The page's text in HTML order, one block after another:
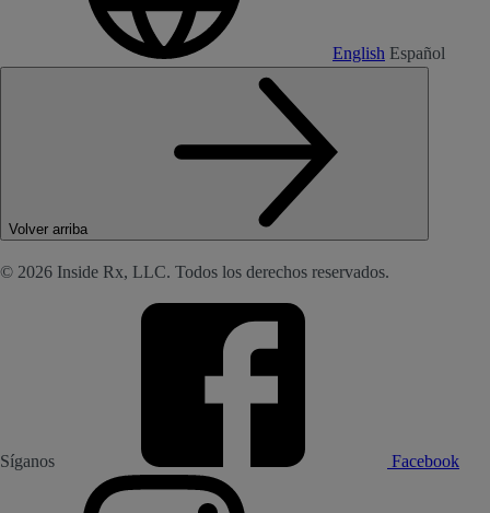
English Español
Volver arriba
© 2026 Inside Rx, LLC. Todos los derechos reservados.
Síganos Facebook